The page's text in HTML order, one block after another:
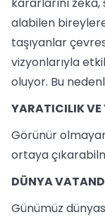
alabilen
taşıyanlar
vizyonlarıyla
oluyor. Bu
YARATICILIK VE
Görünür
ortaya
DÜNYA
Günümüz